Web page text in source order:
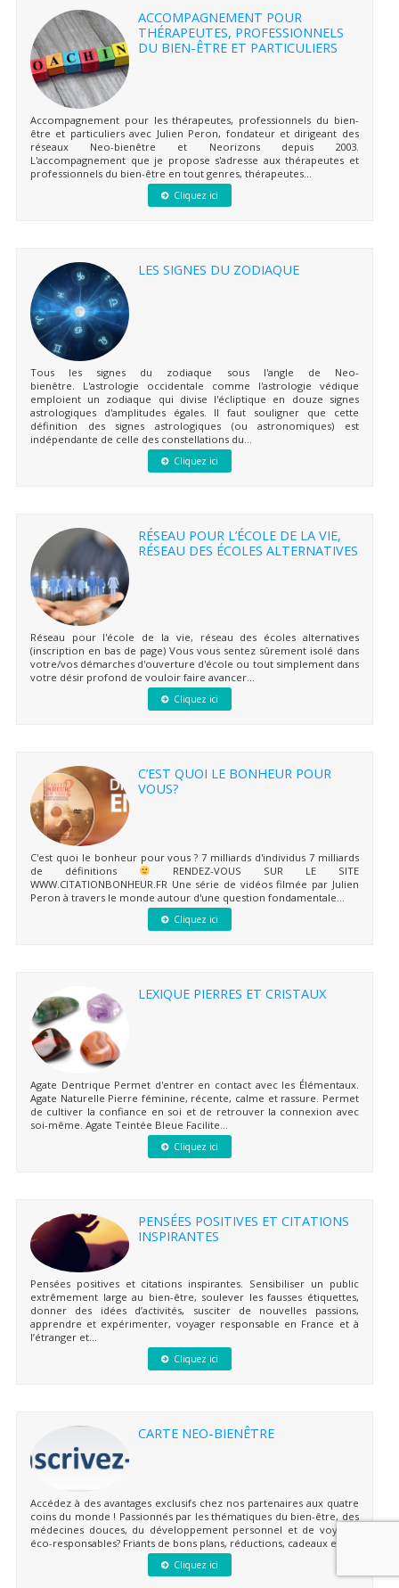
ACCOMPAGNEMENT POUR
THÉRAPEUTES, PROFESSIONNELS
DU BIEN-ÊTRE ET PARTICULIERS
Accompagnement pour les thérapeutes, professionnels du bien-
être et particuliers avec Julien Peron, fondateur et dirigeant des
réseaux Neo-bienêtre et Neorizons depuis 2003.
L'accompagnement que je propose s'adresse aux thérapeutes et
professionnels du bien-être en tout genres, thérapeutes...
Cliquez ici
LES SIGNES DU ZODIAQUE
Tous les signes du zodiaque sous l'angle de Neo-
bienêtre. L'astrologie occidentale comme l'astrologie védique
emploient un zodiaque qui divise l'écliptique en douze signes
astrologiques d'amplitudes égales. Il faut souligner que cette
définition des signes astrologiques (ou astronomiques) est
indépendante de celle des constellations du...
Cliquez ici
RÉSEAU POUR L’ÉCOLE DE LA VIE,
RÉSEAU DES ÉCOLES ALTERNATIVES
Réseau pour l'école de la vie, réseau des écoles alternatives
(inscription en bas de page) Vous vous sentez sûrement isolé dans
votre/vos démarches d'ouverture d'école ou tout simplement dans
votre désir profond de vouloir faire avancer...
Cliquez ici
C’EST QUOI LE BONHEUR POUR
VOUS?
C'est quoi le bonheur pour vous ? 7 milliards d'individus 7 milliards
de définitions
RENDEZ-VOUS SUR LE SITE
WWW.CITATIONBONHEUR.FR Une série de vidéos filmée par Julien
Peron à travers le monde autour d'une question fondamentale...
Cliquez ici
LEXIQUE PIERRES ET CRISTAUX
Agate Dentrique Permet d'entrer en contact avec les Élémentaux.
Agate Naturelle Pierre féminine, récente, calme et rassure. Permet
de cultiver la confiance en soi et de retrouver la connexion avec
soi-même. Agate Teintée Bleue Facilite...
Cliquez ici
PENSÉES POSITIVES ET CITATIONS
INSPIRANTES
Pensées positives et citations inspirantes. Sensibiliser un public
extrêmement large au bien-être, soulever les fausses étiquettes,
donner des idées d’activités, susciter de nouvelles passions,
apprendre et expérimenter, voyager responsable en France et à
l’étranger et...
Cliquez ici
CARTE NEO-BIENÊTRE
Accédez à des avantages exclusifs chez nos partenaires aux quatre
coins du monde ! Passionnés par les thématiques du bien-être, des
médecines douces, du développement personnel et de voyages
éco-responsables? Friants de bons plans, réductions, cadeaux et...
Cliquez ici